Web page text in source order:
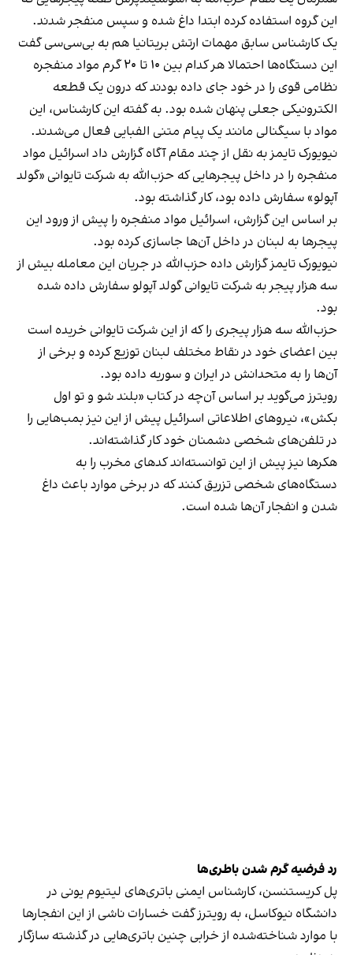
این گروه استفاده کرده ابتدا داغ شده و سپس منفجر شدند.
یک کارشناس سابق مهمات ارتش بریتانیا هم به بی‌سی‌سی گفت
این دستگاه‌ها احتمالا هر کدام بین ۱۰ تا ۲۰ گرم مواد منفجره
نظامی قوی را در خود جای داده بودند که درون یک قطعه
الکترونیکی جعلی پنهان شده بود. به گفته این کارشناس، این
مواد با سیگنالی مانند یک پیام متنی الفبایی فعال می‌شدند.
نیویورک تایمز به نقل از چند مقام آگاه گزارش داد اسرائیل مواد
منفجره را در داخل پیجرهایی که حزب‌الله به شرکت تایوانی «گولد
آپولو» سفارش داده بود، کار گذاشته بود.
بر اساس این گزارش، اسرائیل مواد منفجره را پیش از ورود این
پیجرها به لبنان در داخل آن‌ها جاسازی کرده بود.
نیویورک تایمز گزارش داده حزب‌الله در جریان این معامله بیش از
سه هزار پیجر به شرکت تایوانی گولد آپولو سفارش داده شده
بود.
حزب‌الله سه هزار پیجری را که از این شرکت تایوانی خریده است
بین اعضای خود در نقاط مختلف لبنان توزیع کرده و برخی از
آن‌ها را به متحدانش در ایران و سوریه داده بود.
رویترز می‌گوید بر اساس آن‌چه در کتاب «بلند شو و تو اول
بکش»، نیروهای اطلاعاتی اسرائیل پیش از این نیز بمب‌هایی را
در تلفن‌های شخصی دشمنان خود کار گذاشته‌اند.
هکرها نیز پیش از این توانسته‌اند کدهای مخرب را به
دستگاه‌های شخصی تزریق کنند که در برخی موارد باعث داغ
شدن و انفجار آن‌ها شده است.
رد فرضیه گرم شدن باطری‌ها
پل کریستنسن، کارشناس ایمنی باتری‌های لیتیوم یونی در
دانشگاه نیوکاسل، به رویترز گفت خسارات ناشی از این انفجارها
با موارد شناخته‌شده از خرابی چنین باتری‌هایی در گذشته سازگار